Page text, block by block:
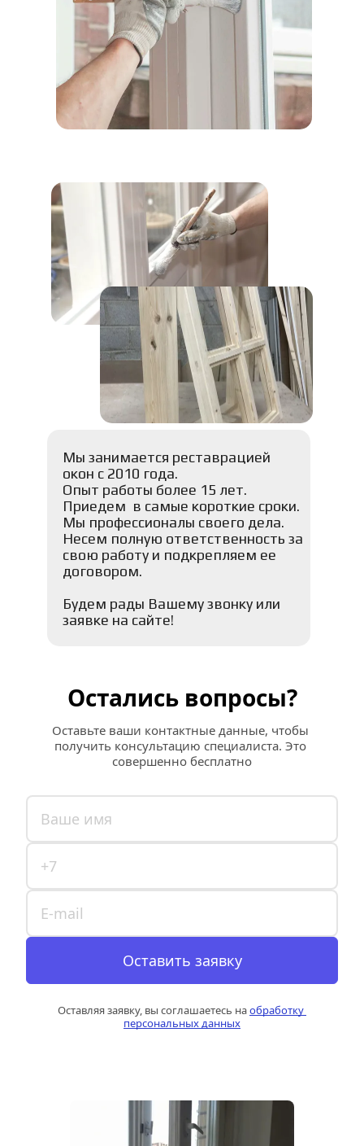
Мы занимается реставрацией
окон с 2010 года.
Опыт работы более 15 лет.
Приедем  в самые короткие сроки.
Мы профессионалы своего дела.
Несем полную ответственность за
свою работу и подкрепляем ее
договором.
Будем рады Вашему звонку или
заявке на сайте!
Остались вопросы?
Оставьте ваши контактные данные, чтобы
получить консультацию специалиста. Это
совершенно бесплатно
Оставить заявку
Оставляя заявку, вы соглашаетесь на обработку
персональных данных